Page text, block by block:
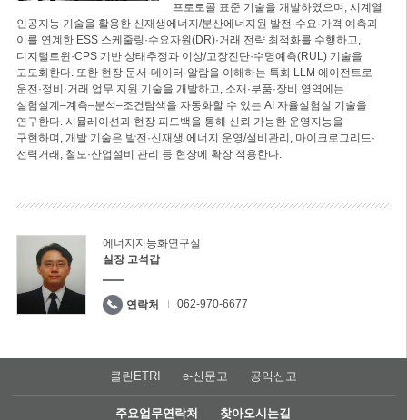
프로토콜 표준 기술을 개발하였으며, 시계열
인공지능 기술을 활용한 신재생에너지/분산에너지원 발전·수요·가격 예측과
이를 연계한 ESS 스케줄링·수요자원(DR)·거래 전략 최적화를 수행하고,
디지털트윈·CPS 기반 상태추정과 이상/고장진단·수명예측(RUL) 기술을
고도화한다. 또한 현장 문서·데이터·알람을 이해하는 특화 LLM 에이전트로
운전·정비·거래 업무 지원 기술을 개발하고, 소재·부품·장비 영역에는
실험설계–계측–분석–조건탐색을 자동화할 수 있는 AI 자율실험실 기술을
연구한다. 시뮬레이션과 현장 피드백을 통해 신뢰 가능한 운영지능을
구현하며, 개발 기술은 발전·신재생 에너지 운영/설비관리, 마이크로그리드·
전력거래, 철도·산업설비 관리 등 현장에 확장 적용한다.
에너지지능화연구실
실장 고석갑
연락처 062-970-6677
클린ETRI e-신문고 공익신고
주요업무연락처 찾아오시는길